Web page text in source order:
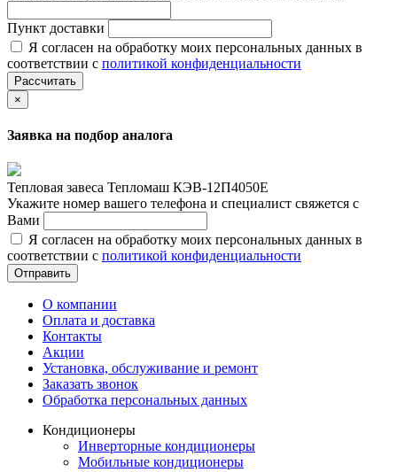
Пункт доставки
Я согласен на обработку моих персональных данных в
соответствии с политикой конфиденциальности
Рассчитать
×
Заявка на подбор аналога
Тепловая завеса Тепломаш КЭВ-12П4050Е
Укажите номер вашего телефона и специалист свяжется с
Вами
Я согласен на обработку моих персональных данных в
соответствии с политикой конфиденциальности
Отправить
О компании
Оплата и доставка
Контакты
Акции
Установка, обслуживание и ремонт
Заказать звонок
Обработка персональных данных
Кондиционеры
Инверторные кондиционеры
Мобильные кондиционеры